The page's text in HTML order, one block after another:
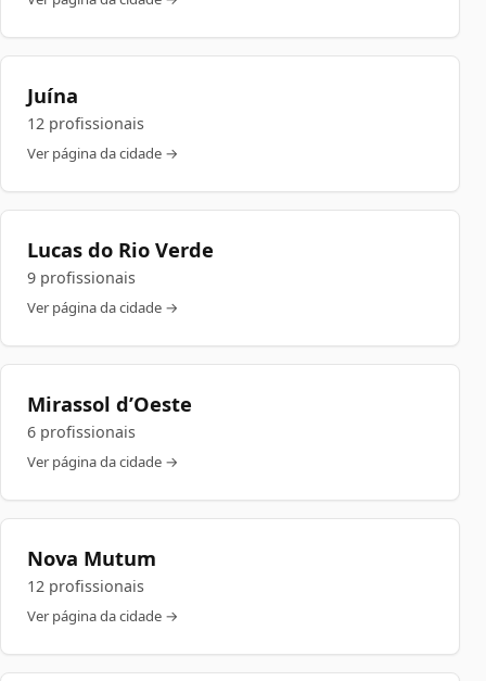
Juína
12 profissionais
Ver página da cidade →
Lucas do Rio Verde
9 profissionais
Ver página da cidade →
Mirassol d’Oeste
6 profissionais
Ver página da cidade →
Nova Mutum
12 profissionais
Ver página da cidade →